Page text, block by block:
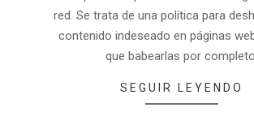
red. Se trata de una política para
contenido indeseado en páginas
que babearlas por
SEGUIR LEYENDO